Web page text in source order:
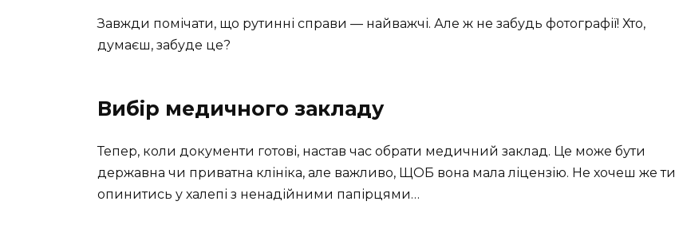
Завжди помічати, що рутинні справи — найважчі. Але ж не забудь фотографії! Хто,
думаєш, забуде це?
Вибір медичного закладу
Тепер, коли документи готові, настав час обрати медичний заклад. Це може бути
державна чи приватна клініка, але важливо, ЩОБ вона мала ліцензію. Не хочеш же ти
опинитись у халепі з ненадійними папірцями…